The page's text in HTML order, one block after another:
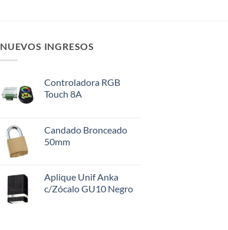
NUEVOS INGRESOS
Controladora RGB
Touch 8A
Candado Bronceado
50mm
Aplique Unif Anka
c/Zócalo GU10 Negro